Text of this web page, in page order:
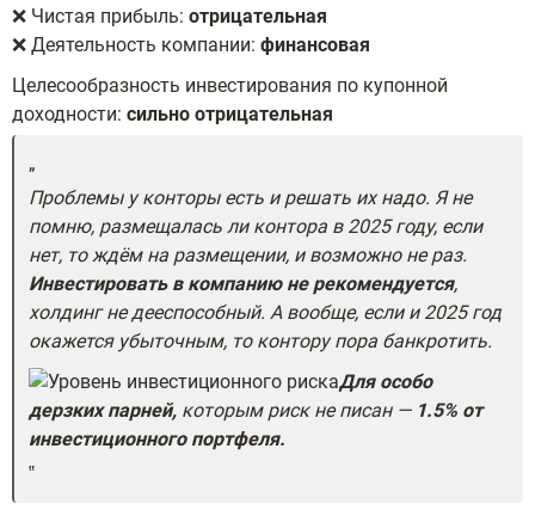
❌ Чистая прибыль: отрицательная
❌ Деятельность компании: финансовая
Целесообразность инвестирования по купонной
доходности: сильно отрицательная
Проблемы у конторы есть и решать их надо. Я не
помню, размещалась ли контора в 2025 году, если
нет, то ждём на размещении, и возможно не раз.
Инвестировать в компанию не рекомендуется,
холдинг не дееспособный. А вообще, если и 2025 год
окажется убыточным, то контору пора банкротить.
Для особо
дерзких парней, которым риск не писан — 1.5% от
инвестиционного портфеля.